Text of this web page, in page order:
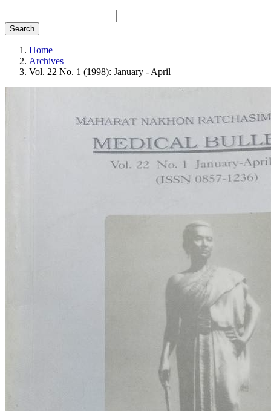
Search
Home
Archives
Vol. 22 No. 1 (1998): January - April